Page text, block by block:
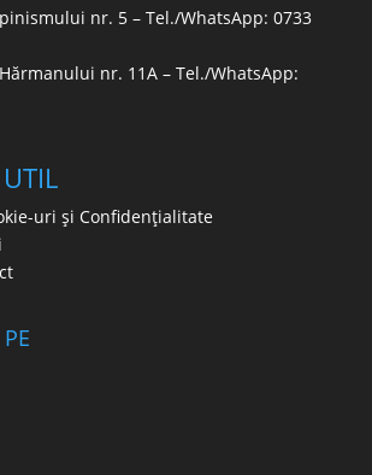
nr. 5 – Tel./WhatsApp: 0733
nr. 11A – Tel./WhatsApp:
uri și Confidențialitate